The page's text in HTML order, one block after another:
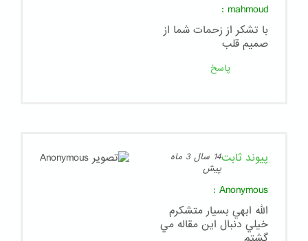
mahmoud
:
با تشکر از زحمات شما از
صمیم قلب
پاسخ
پیوند ثابت
14 سال 3 ماه
پیش
Anonymous
:
الله ابهي بسيار متشكرم
خيلي دنبال اين مقاله مي